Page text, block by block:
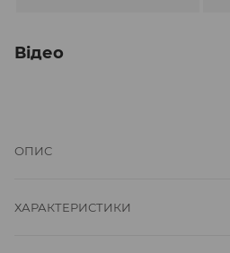
Відео
ОПИС
ХАРАКТЕРИСТИКИ